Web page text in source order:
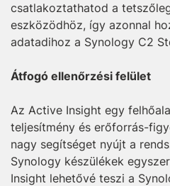
csatlakoztathatod a
eszközödhöz, így azonnal
adatadihoz a Synology C2
Átfogó ellenőrzési felület
Az Active Insight egy
teljesítmény és erőforrás-
nagy segítséget nyújt a
Synology készülékek
Insight lehetővé teszi a